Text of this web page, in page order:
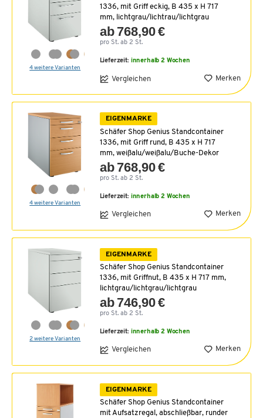
4 weitere Varianten
1336, mit Griff eckig, B 435 x H 717
mm, lichtgrau/lichtrau/lichtgrau
ab 768,90 €
pro St. ab 2 St.
Lieferzeit: innerhalb 2 Wochen
Vergleichen Merken
4 weitere Varianten
EIGENMARKE
Schäfer Shop Genius Standcontainer
1336, mit Griff rund, B 435 x H 717
mm, weißalu/weißalu/Buche-Dekor
ab 768,90 €
pro St. ab 2 St.
Lieferzeit: innerhalb 2 Wochen
Vergleichen Merken
2 weitere Varianten
EIGENMARKE
Schäfer Shop Genius Standcontainer
1336, mit Griffnut, B 435 x H 717 mm,
lichtgrau/lichtgrau/lichtgrau
ab 746,90 €
pro St. ab 2 St.
Lieferzeit: innerhalb 2 Wochen
Vergleichen Merken
EIGENMARKE
Schäfer Shop Genius Standcontainer
mit Aufsatzregal, abschließbar, runder